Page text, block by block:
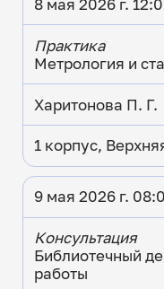
8 мая 2026 г.
Практика
Метрология и
Харитонова П. Г.
1 корпус,
9 мая 2026 г.
Консультация
Библиотечный
работы